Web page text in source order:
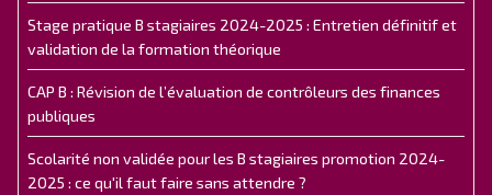
Stage pratique B stagiaires 2024-2025 : Entretien définitif et
validation de la formation théorique
CAP B : Révision de l’évaluation de contrôleurs des finances
publiques
Scolarité non validée pour les B stagiaires promotion 2024-
2025 : ce qu'il faut faire sans attendre ?